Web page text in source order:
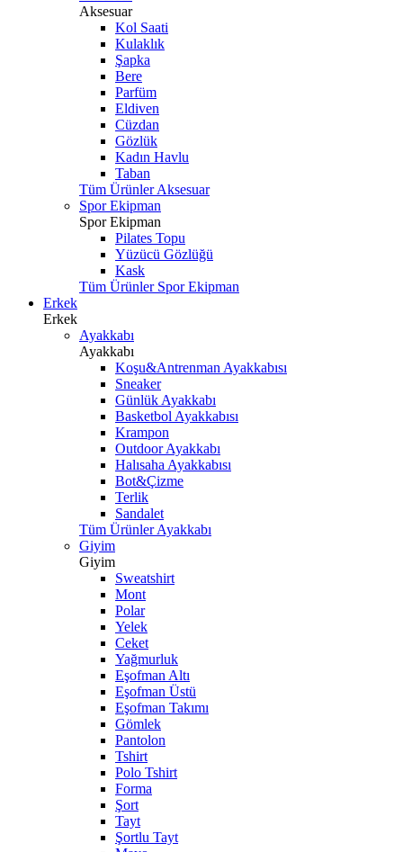
Aksesuar
Kol Saati
Kulaklık
Şapka
Bere
Parfüm
Eldiven
Cüzdan
Gözlük
Kadın Havlu
Taban
Tüm Ürünler Aksesuar
Spor Ekipman
Spor Ekipman
Pilates Topu
Yüzücü Gözlüğü
Kask
Tüm Ürünler Spor Ekipman
Erkek
Erkek
Ayakkabı
Ayakkabı
Koşu&Antrenman Ayakkabısı
Sneaker
Günlük Ayakkabı
Basketbol Ayakkabısı
Krampon
Outdoor Ayakkabı
Halısaha Ayakkabısı
Bot&Çizme
Terlik
Sandalet
Tüm Ürünler Ayakkabı
Giyim
Giyim
Sweatshirt
Mont
Polar
Yelek
Ceket
Yağmurluk
Eşofman Altı
Eşofman Üstü
Eşofman Takımı
Gömlek
Pantolon
Tshirt
Polo Tshirt
Forma
Şort
Tayt
Şortlu Tayt